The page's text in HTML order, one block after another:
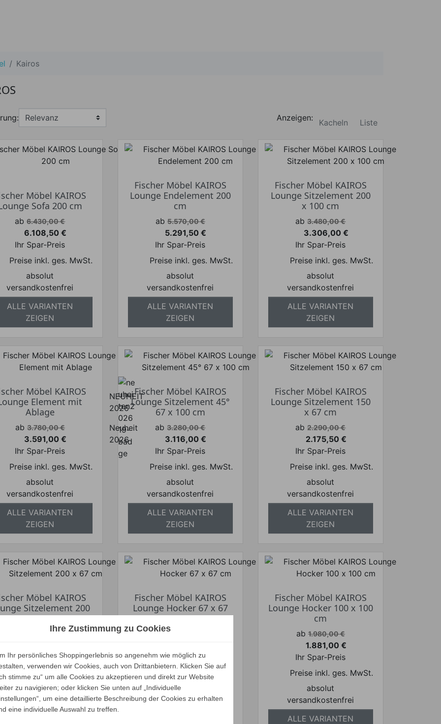
Kairos
Anzeigen: Kacheln Liste
Möbel KAIROS
Sofa 200 cm
Verkaufspreis
ab 6.430,00 €
Preis
6.108,50 €
Ihr Spar-Preis
Preise inkl. ges. MwSt.
absolut
versandkostenfrei
ALLE VARIANTEN
ZEIGEN
Fischer Möbel KAIROS
Lounge Endelement 200
cm
Verkaufspreis
ab 5.570,00 €
Preis
5.291,50 €
Ihr Spar-Preis
Preise inkl. ges. MwSt.
absolut
versandkostenfrei
ALLE VARIANTEN
ZEIGEN
Fischer Möbel KAIROS
Lounge Sitzelement 200
x 100 cm
Verkaufspreis
ab 3.480,00 €
Preis
3.306,00 €
Ihr Spar-Preis
Preise inkl. ges. MwSt.
absolut
versandkostenfrei
ALLE VARIANTEN
ZEIGEN
Möbel KAIROS
Element mit
Ablage
Verkaufspreis
ab 3.780,00 €
Preis
3.591,00 €
Ihr Spar-Preis
Preise inkl. ges. MwSt.
absolut
versandkostenfrei
ALLE VARIANTEN
ZEIGEN
NEUHEIT
2026
Neuheit
2026
Fischer Möbel KAIROS
Lounge Sitzelement 45°
67 x 100 cm
Verkaufspreis
ab 3.280,00 €
Preis
3.116,00 €
Ihr Spar-Preis
Preise inkl. ges. MwSt.
absolut
versandkostenfrei
ALLE VARIANTEN
ZEIGEN
Fischer Möbel KAIROS
Lounge Sitzelement 150
x 67 cm
Verkaufspreis
ab 2.290,00 €
Preis
2.175,50 €
Ihr Spar-Preis
Preise inkl. ges. MwSt.
absolut
versandkostenfrei
ALLE VARIANTEN
ZEIGEN
Möbel KAIROS
Sitzelement 200
x 67 cm
Verkaufspreis
2.750,00 €
Preis
Ihr Spar-Preis
Preise inkl. ges. MwSt.
absolut
versandkostenfrei
Fischer Möbel KAIROS
Lounge Hocker 67 x 67
cm
Verkaufspreis
ab 1.430,00 €
Preis
Ihr Spar-Preis
Preise inkl. ges. MwSt.
absolut
versandkostenfrei
Fischer Möbel KAIROS
Lounge Hocker 100 x 100
cm
Verkaufspreis
ab 1.980,00 €
Preis
1.881,00 €
Ihr Spar-Preis
Preise inkl. ges. MwSt.
absolut
versandkostenfrei
ALLE VARIANTEN
Ihre Zustimmung zu Cookies
Ihr persönliches Shoppingerlebnis so angenehm wie möglich zu
verwenden wir Cookies, auch von Drittanbietern. Klicken Sie auf
stimme zu“ um alle Cookies zu akzeptieren und direkt zur Website
zu navigieren; oder klicken Sie unten auf „Individuelle
um eine detaillierte Beschreibung der Cookies zu erhalten
eine individuelle Auswahl zu treffen.